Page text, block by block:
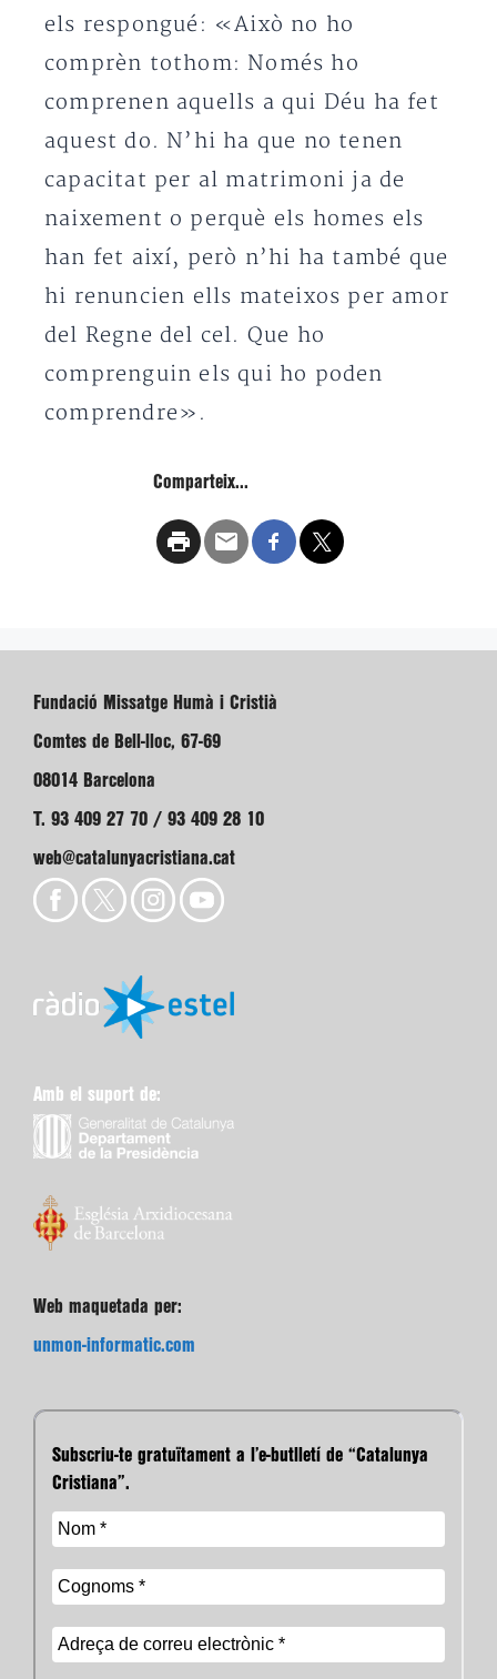
els respongué: «Això no ho
comprèn tothom: Només ho
comprenen aquells a qui Déu ha fet
aquest do. N’hi ha que no tenen
capacitat per al matrimoni ja de
naixement o perquè els homes els
han fet així, però n’hi ha també que
hi renuncien ells mateixos per amor
del Regne del cel. Que ho
comprenguin els qui ho poden
comprendre».
Comparteix...
Fundació Missatge Humà i Cristià
Comtes de Bell-lloc, 67-69
08014 Barcelona
T. 93 409 27 70 / 93 409 28 10
web@catalunyacristiana.cat
Amb el suport de:
Web maquetada per:
unmon-informatic.com
Subscriu-te gratuïtament a l’e-butlletí de “Catalunya
Cristiana”.